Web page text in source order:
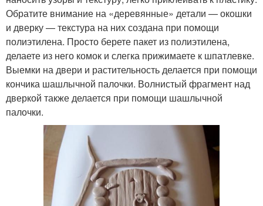
Обратите внимание на «деревянные» детали — окошки
и дверку — текстура на них создана при помощи
полиэтилена. Просто берете пакет из полиэтилена,
делаете из него комок и слегка прижимаете к шпатлевке.
Выемки на двери и растительность делается при помощи
кончика шашлычной палочки. Волнистый фрагмент над
дверкой также делается при помощи шашлычной
палочки.